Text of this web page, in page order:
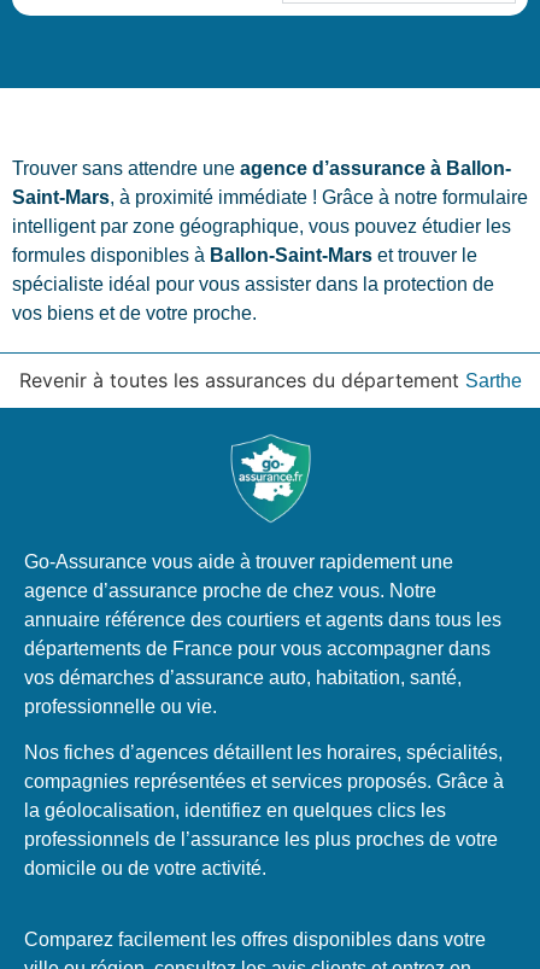
Trouver sans attendre une agence d’assurance à Ballon-
Saint-Mars, à proximité immédiate ! Grâce à notre formulaire
intelligent par zone géographique, vous pouvez étudier les
formules disponibles à Ballon-Saint-Mars et trouver le
spécialiste idéal pour vous assister dans la protection de
vos biens et de votre proche.
Revenir à toutes les assurances du département Sarthe
Go-Assurance vous aide à trouver rapidement une
agence d’assurance proche de chez vous. Notre
annuaire référence des courtiers et agents dans tous les
départements de France pour vous accompagner dans
vos démarches d’assurance auto, habitation, santé,
professionnelle ou vie.
Nos fiches d’agences détaillent les horaires, spécialités,
compagnies représentées et services proposés. Grâce à
la géolocalisation, identifiez en quelques clics les
professionnels de l’assurance les plus proches de votre
domicile ou de votre activité.
Comparez facilement les offres disponibles dans votre